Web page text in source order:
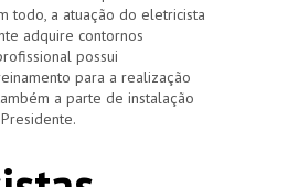
todo, a atuação do eletricista
adquire contornos
possui
para a realização
a parte de instalação